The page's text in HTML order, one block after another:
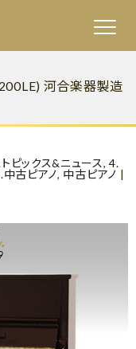
河合楽器製造
ピックス&ニュース,4.
古ピアノ, 中古ピアノ |